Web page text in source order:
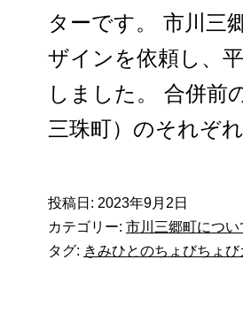
ターです。 市川三
ザインを依頼し、
しました。 合併前
三珠町）のそれぞ
投稿日: 2023年9月2日
カテゴリー: 市川三郷町につい
タグ: きみひとのちょびちょび